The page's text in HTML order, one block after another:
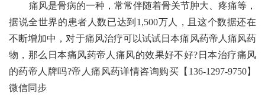
痛风是骨病的一种，常常伴随着骨关节肿大、疼痛等，
据说全世界的患者人数已达到1,500万人，且这个数据还在
不断增加中，对于痛风治疗可以试试日本痛风药帝人痛风药
物，那么日本痛风药帝人痛风的效果好不好?日本治疗痛风
的药帝人牌吗?帝人痛风药详情咨询购买【136-1297-9750】
微信同步